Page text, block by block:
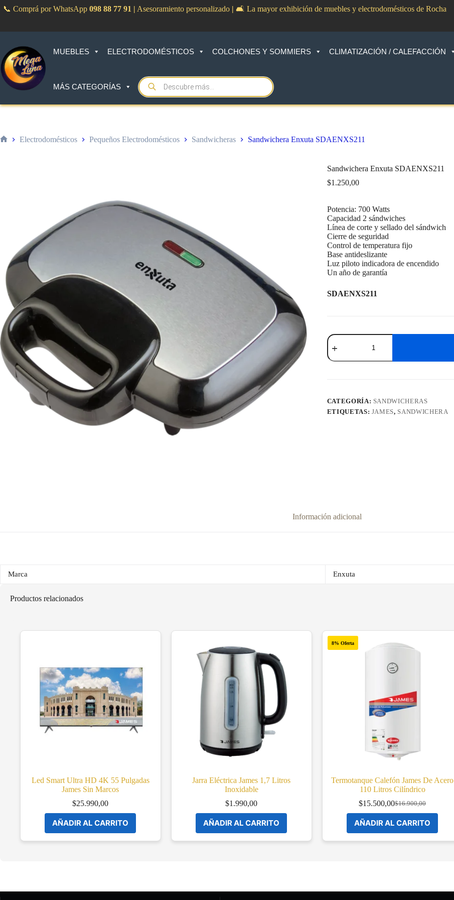
📞 Comprá por WhatsApp 098 88 77 91 | Asesoramiento personalizado | 🛋️ La mayor exhibición de muebles y electrodomésticos de Rocha
MUEBLES ELECTRODOMÉSTICOS COLCHONES Y SOMMIERS CLIMATIZACIÓN / CALEFACCIÓN
MÁS CATEGORÍAS
Products
search
Electrodomésticos Pequeños Electrodomésticos Sandwicheras Sandwichera Enxuta SDAENXS211
Sandwichera Enxuta SDAENXS211
$1.250,00
Potencia: 700 Watts
Capacidad 2 sándwiches
Línea de corte y sellado del sándwich
Cierre de seguridad
Control de temperatura fijo
Base antideslizante
Luz piloto indicadora de encendido
Un año de garantía
SDAENXS211
Sandwichera
Enxuta
SDAENXS211
cantidad
CATEGORÍA: SANDWICHERAS
ETIQUETAS: JAMES, SANDWICHERA
Información adicional
Marca Enxuta
Productos relacionados
Led Smart Ultra HD 4K 55 Pulgadas
James Sin Marcos
$25.990,00
AÑADIR AL CARRITO
Jarra Eléctrica James 1,7 Litros
Inoxidable
$1.990,00
AÑADIR AL CARRITO
8% Oferta
Termotanque Calefón James De Acero
110 Litros Cilíndrico
$16.900,00
Original
was:
$16.900,00.
$15.500,00Current
is:
$15.500,00.
AÑADIR AL CARRITO